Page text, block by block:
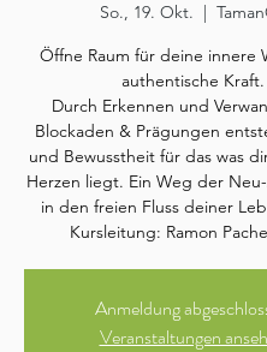
So., 19. Okt.
  |
Öffne Raum für deine innere
authentische Kraft.
Durch Erkennen und
Blockaden & Prägungen
und Bewusstheit für das was
Herzen liegt. Ein Weg der
in den freien Fluss deiner
Kursleitung: Ramon
Anmeldung
Veranstaltungen